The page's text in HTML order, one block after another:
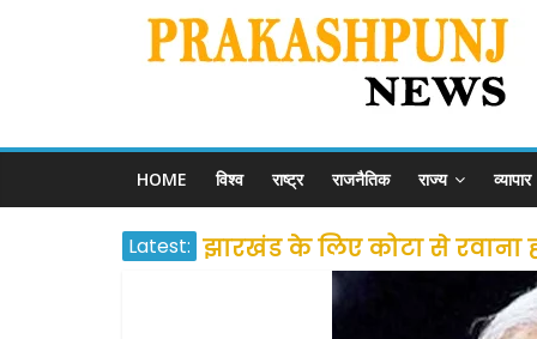
HOME विश्व राष्ट्र राजनैतिक राज्य व्यापार
Latest: झारखंड के लिए कोटा से रवाना
उत्तराखंड के अन्य राज्यों में फंसे
प्रवासियों व मजदूरों को दी